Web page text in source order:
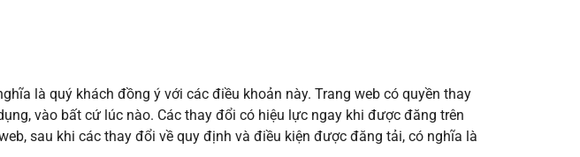
là quý khách đồng ý với các điều khoản này. Trang web có quyền thay
vào bất cứ lúc nào. Các thay đổi có hiệu lực ngay khi được đăng trên
sau khi các thay đổi về quy định và điều kiện được đăng tải, có nghĩa là